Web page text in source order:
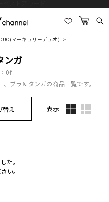
マーキュリーデュオ)
ンガ
0件
ブラ＆タンガの商品一覧です。
替え 表示
た。
い。